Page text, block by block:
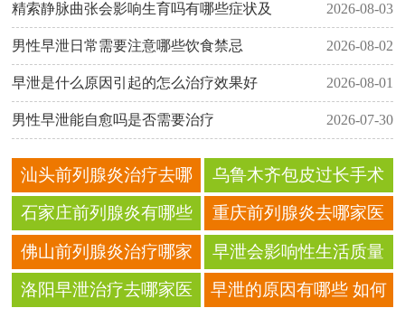
精索静脉曲张会影响生育吗有哪些症状及 2026-08-03
男性早泄日常需要注意哪些饮食禁忌 2026-08-02
早泄是什么原因引起的怎么治疗效果好 2026-08-01
男性早泄能自愈吗是否需要治疗 2026-07-30
汕头前列腺炎治疗去哪
家医院比较好
乌鲁木齐包皮过长手术
需要多少钱
石家庄前列腺炎有哪些
症状及治疗费用大概多
少
重庆前列腺炎去哪家医
院治疗比较好
佛山前列腺炎治疗哪家
医院比较好
早泄会影响性生活质量
和生育能力吗
洛阳早泄治疗去哪家医
早泄的原因有哪些 如何